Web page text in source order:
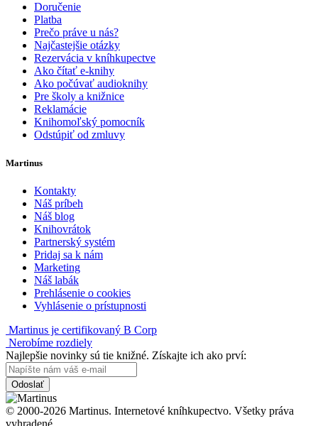
Doručenie
Platba
Prečo práve u nás?
Najčastejšie otázky
Rezervácia v kníhkupectve
Ako čítať e-knihy
Ako počúvať audioknihy
Pre školy a knižnice
Reklamácie
Knihomoľský pomocník
Odstúpiť od zmluvy
Martinus
Kontakty
Náš príbeh
Náš blog
Knihovrátok
Partnerský systém
Pridaj sa k nám
Marketing
Náš labák
Prehlásenie o cookies
Vyhlásenie o prístupnosti
Martinus je certifikovaný B Corp
Nerobíme rozdiely
Najlepšie novinky sú tie knižné. Získajte ich ako prví:
Odoslať
© 2000-2026 Martinus. Internetové kníhkupectvo. Všetky práva
vyhradené.